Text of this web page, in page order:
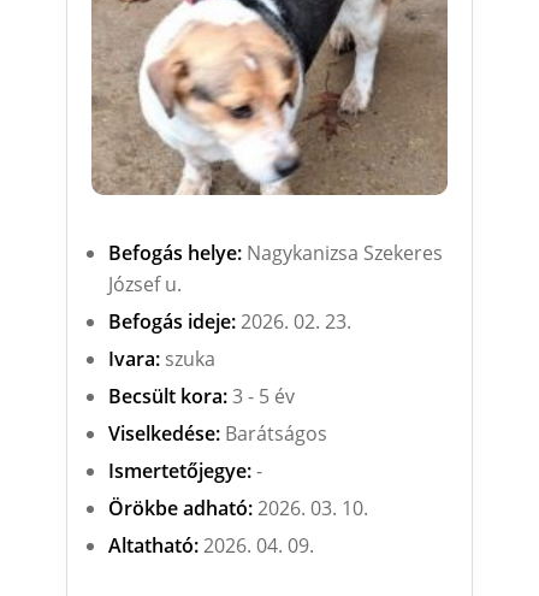
Befogás helye:Nagykanizsa Szekeres
József u.
Befogás ideje:2026. 02. 23.
Ivara:szuka
Becsült kora:3 - 5 év
Viselkedése:Barátságos
Ismertetőjegye:-
Örökbe adható:2026. 03. 10.
Altatható:2026. 04. 09.